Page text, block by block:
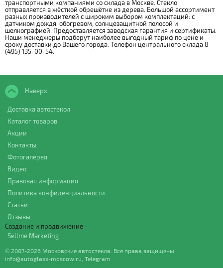
транспортными компаниями со склада в Москве. Стекло
отправляется в жёсткой обрешётке из дерева. Большой ассортимент
разных производителей с широким выбором комплектаций: с
датчиком дождя, обогревом, солнцезащитной полосой и
шелкографией. Предоставляется заводская гарантия и сертификаты.
Наши менеджеры подберут наиболее выгодный тариф по цене и
сроку доставки до Вашего города. Телефон центрального склада 8
(495) 135-00-54.
Наверх
Доставка автостекол
Каталог товаров
Акции
Контакты
Фотогалерея
Видео
Правовая информация
Политика конфиденциальности
Статьи
Отзывы
Создание и продвижение -
Sellme Marketing
© 2007-2026 Московские автостекла. Все права защищены.
info@autoglass-moscow.ru Telegram